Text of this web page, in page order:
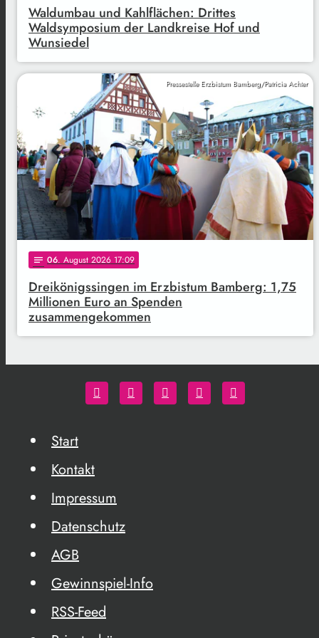
Waldumbau und Kahlflächen: Drittes
Waldsymposium der Landkreise Hof und
Wunsiedel
Pressestelle Erzbistum Bamberg/Patricia Achter
notes 06. August 2026 17:09
Dreikönigssingen im Erzbistum Bamberg: 1,75
Millionen Euro an Spenden
zusammengekommen
Start
Kontakt
Impressum
Datenschutz
AGB
Gewinnspiel-Info
RSS-Feed